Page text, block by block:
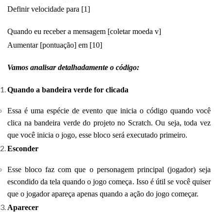
Definir velocidade para [1]
Quando eu receber a mensagem [coletar moeda v]
Aumentar [pontuação] em [10]
Vamos analisar detalhadamente o código:
Quando a bandeira verde for clicada
Essa é uma espécie de evento que inicia o código quando você
clica na bandeira verde do projeto no Scratch. Ou seja, toda vez
que você inicia o jogo, esse bloco será executado primeiro.
Esconder
Esse bloco faz com que o personagem principal (jogador) seja
escondido da tela quando o jogo começa. Isso é útil se você quiser
que o jogador apareça apenas quando a ação do jogo começar.
Aparecer